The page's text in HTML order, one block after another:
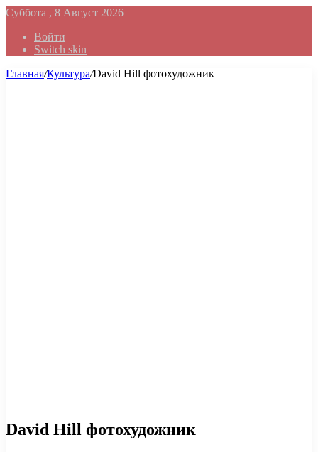
Суббота , 8 Август 2026
Войти
Switch skin
Главная/Культура/David Hill фотохудожник
David Hill фотохудожник